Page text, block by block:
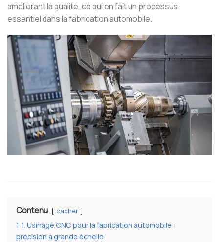
améliorant la qualité, ce qui en fait un processus
essentiel dans la fabrication automobile.
Contenu cacher
1 1. Usinage CNC pour la fabrication automobile :
précision à grande échelle